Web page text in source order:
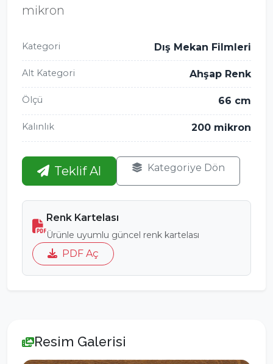
mikron
Kategori Dış Mekan Filmleri
Alt Kategori Ahşap Renk
Ölçü 66 cm
Kalınlık 200 mikron
Teklif Al Kategoriye Dön
Renk Kartelası
Ürünle uyumlu güncel renk kartelası
PDF Aç
Resim Galerisi